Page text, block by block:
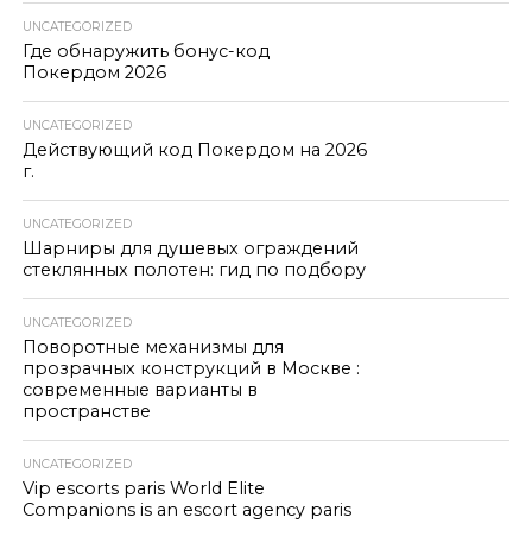
UNCATEGORIZED
Где обнаружить бонус-код
Покердом 2026
UNCATEGORIZED
Действующий код Покердом на 2026
г.
UNCATEGORIZED
Шарниры для душевых ограждений
стеклянных полотен: гид по подбору
UNCATEGORIZED
Поворотные механизмы для
прозрачных конструкций в Москве :
современные варианты в
пространстве
UNCATEGORIZED
Vip escorts paris World Elite
Companions is an escort agency paris